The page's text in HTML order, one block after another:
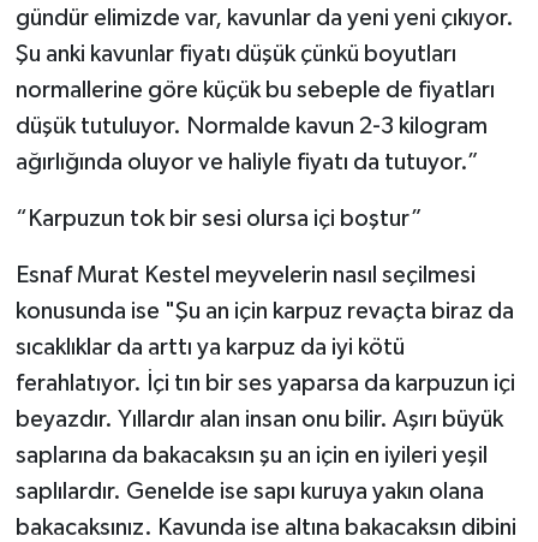
gündür elimizde var, kavunlar da yeni yeni çıkıyor.
Şu anki kavunlar fiyatı düşük çünkü boyutları
normallerine göre küçük bu sebeple de fiyatları
düşük tutuluyor. Normalde kavun 2-3 kilogram
ağırlığında oluyor ve haliyle fiyatı da tutuyor.”
“Karpuzun tok bir sesi olursa içi boştur”
Esnaf Murat Kestel meyvelerin nasıl seçilmesi
konusunda ise "Şu an için karpuz revaçta biraz da
sıcaklıklar da arttı ya karpuz da iyi kötü
ferahlatıyor. İçi tın bir ses yaparsa da karpuzun içi
beyazdır. Yıllardır alan insan onu bilir. Aşırı büyük
saplarına da bakacaksın şu an için en iyileri yeşil
saplılardır. Genelde ise sapı kuruya yakın olana
bakacaksınız. Kavunda ise altına bakacaksın dibini